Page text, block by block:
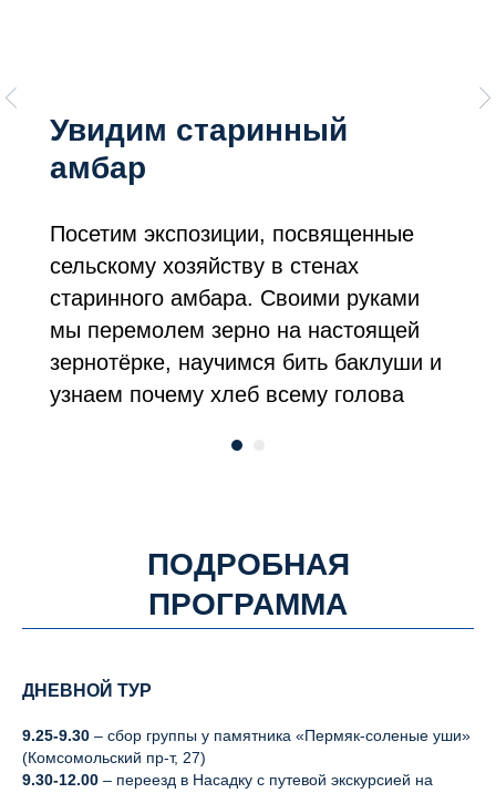
Увидим старинный
амбар
Посетим экспозиции, посвященные
сельскому хозяйству в стенах
старинного амбара. Своими руками
мы перемолем зерно на настоящей
зернотёрке, научимся бить баклуши и
узнаем почему хлеб всему голова
ПОДРОБНАЯ
ПРОГРАММА
ДНЕВНОЙ ТУР
9.25-9.30 – сбор группы у памятника «Пермяк-соленые уши»
(Комсомольский пр-т, 27)
9.30-12.00 – переезд в Насадку с путевой экскурсией на